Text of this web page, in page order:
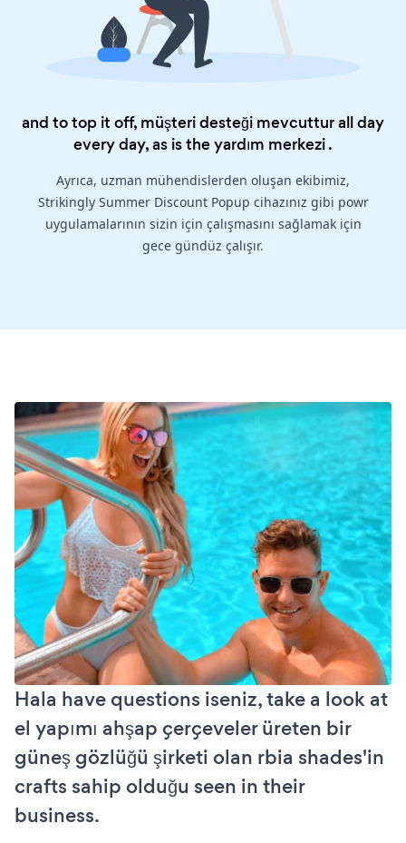
and to top it off, müşteri desteği mevcuttur all day
every day, as is theyardım merkezi.
Ayrıca, uzman mühendislerden oluşan ekibimiz,
Strikingly Summer Discount Popup cihazınız gibi powr
uygulamalarının sizin için çalışmasını sağlamak için
gece gündüz çalışır.
Hala have questions iseniz, take a look at
el yapımı ahşap çerçeveler üreten bir
güneş gözlüğü şirketi olan rbia shades'in
crafts sahip olduğu seen in their
business.